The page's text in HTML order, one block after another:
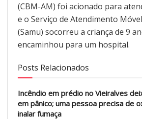
(CBM-AM) foi acionado para
e o Serviço de Atendimento
(Samu) socorreu a criança de 9
encaminhou para um hospital.
Posts Relacionados
Incêndio em prédio no Vieiralves
em pânico; uma pessoa precisa de
inalar fumaça